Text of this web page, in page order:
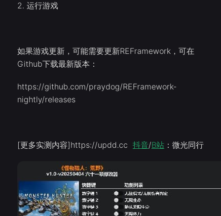
2. 运行游戏
如果游戏更新，可能需要更新REFramework，可在
Github下载最新版本：
https://github.com/praydog/REFramework-
nightly/releases
[更多实测内容]https://updd.cc 抖音/B站 ：微光同行